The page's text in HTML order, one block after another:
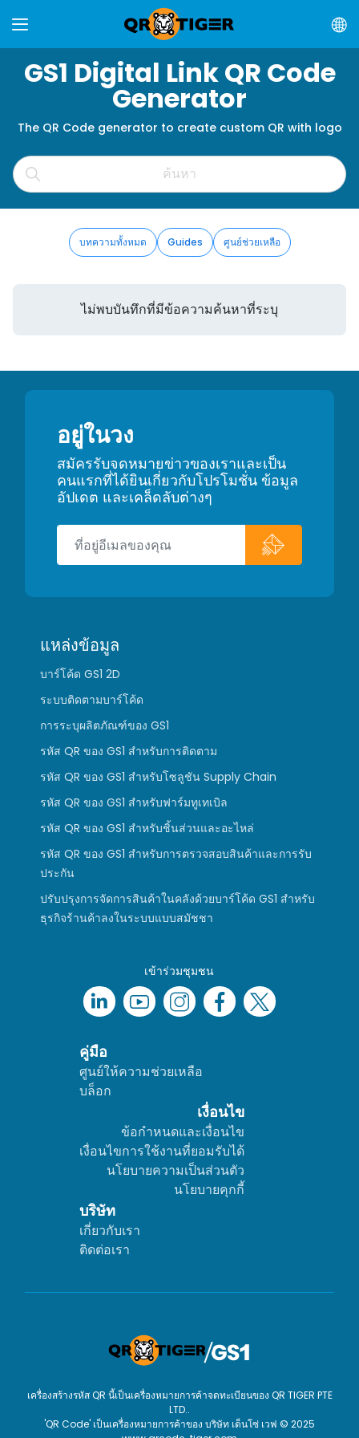
GS1 Digital Link QR Code
Generator
The QR Code generator to create custom QR with logo
บทความทั้งหมด Guides ศูนย์ช่วยเหลือ
ไม่พบบันทึกที่มีข้อความค้นหาที่ระบุ
อยู่ในวง
สมัครรับจดหมายข่าวของเราและเป็น
คนแรกที่ได้ยินเกี่ยวกับโปรโมชั่น ข้อมูล
อัปเดต และเคล็ดลับต่างๆ
แหล่งข้อมูล
บาร์โค้ด GS1 2D
ระบบติดตามบาร์โค้ด
การระบุผลิตภัณฑ์ของ GS1
รหัส QR ของ GS1 สำหรับการติดตาม
รหัส QR ของ GS1 สำหรับโซลูชัน Supply Chain
รหัส QR ของ GS1 สำหรับฟาร์มทูเทเบิล
รหัส QR ของ GS1 สำหรับชิ้นส่วนและอะไหล่
รหัส QR ของ GS1 สำหรับการตรวจสอบสินค้าและการรับ
ประกัน
ปรับปรุงการจัดการสินค้าในคลังด้วยบาร์โค้ด GS1 สำหรับ
ธุรกิจร้านค้าลงในระบบแบบสมัชชา
เข้าร่วมชุมชน
คู่มือ
ศูนย์ให้ความช่วยเหลือ
บล็อก
เงื่อนไข
ข้อกำหนดและเงื่อนไข
เงื่อนไขการใช้งานที่ยอมรับได้
นโยบายความเป็นส่วนตัว
นโยบายคุกกี้
บริษัท
เกี่ยวกับเรา
ติดต่อเรา
เครื่องสร้างรหัส QR นี้เป็นเครื่องหมายการค้าจดทะเบียนของ QR TIGER PTE
LTD..
'QR Code' เป็นเครื่องหมายการค้าของ บริษัท เด็นโซ่ เวฟ © 2025